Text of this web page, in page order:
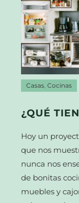
Casas,Cocinas
¿QUÉ
Hoy un
que nos
nunca nos
de bonitas
muebles y